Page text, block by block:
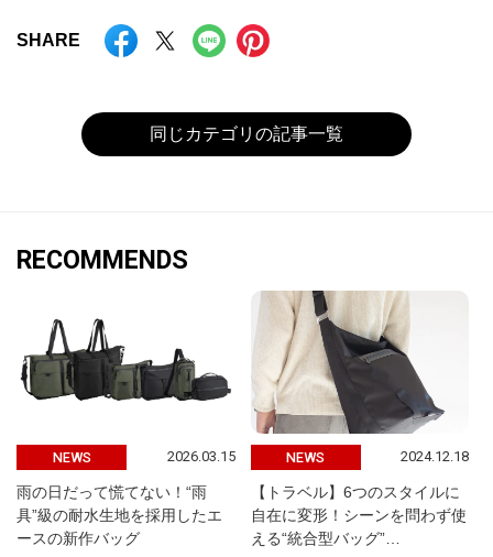
SHARE
同じカテゴリの記事一覧
RECOMMENDS
NEWS 2026.03.15
雨の日だって慌てない！“雨
具”級の耐水生地を採用したエ
ースの新作バッグ
NEWS 2024.12.18
【トラベル】6つのスタイルに
自在に変形！シーンを問わず使
える“統合型バッグ”…